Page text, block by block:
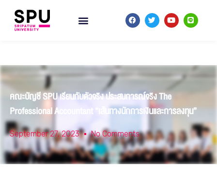
คณะบัญชี SPU เรียนกับตัวจริง ประสบการณ์จริง The
Professional Accountant “เส้นทางนักการเงินและการลงทุน”
September 27, 2023 No Comments